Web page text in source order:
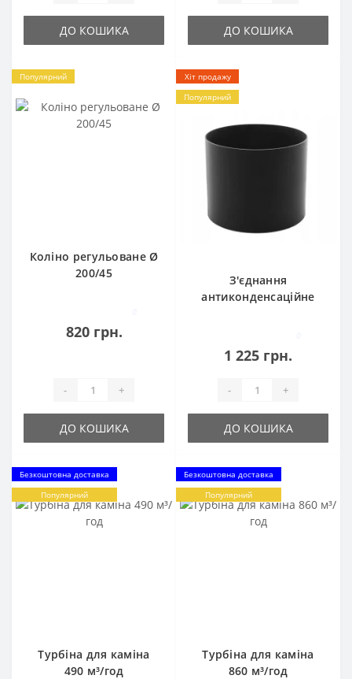
ДО КОШИКА ДО КОШИКА
Популярний
Коліно регульоване Ø
200/45
820 грн.
- +
ДО КОШИКА
Хіт продажу
Популярний
З'єднання
антиконденсаційне
1 225 грн.
- +
ДО КОШИКА
Безкоштовна доставка
Популярний
Турбіна для каміна
490 м³/год
Безкоштовна доставка
Популярний
Турбіна для каміна
860 м³/год